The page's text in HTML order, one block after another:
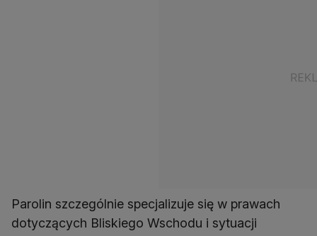
Parolin szczególnie specjalizuje się w prawach
dotyczących Bliskiego Wschodu i sytuacji